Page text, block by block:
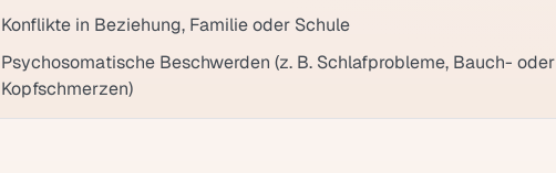
Konflikte in Beziehung, Familie oder Schule
Psychosomatische Beschwerden (z. B. Schlafprobleme, Bauch- oder
Kopfschmerzen)